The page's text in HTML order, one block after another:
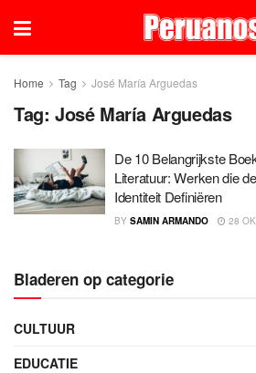
Home Tag José María Arguedas
Tag: José María Arguedas
De 10 Belangrijkste
Literatuur: Werken die
Identiteit Definiëren
BY SAMIN ARMANDO 28
Bladeren op categorie
CULTUUR
EDUCATIE